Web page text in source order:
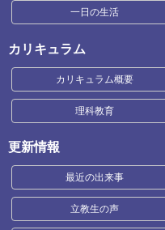
一日の生活
カリキュラム
カリキュラム概要
理科教育
更新情報
最近の出来事
立教生の声